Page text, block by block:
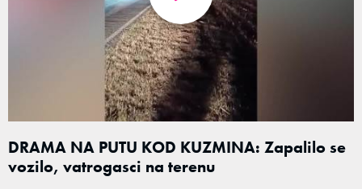
DRAMA NA PUTU KOD KUZMINA: Zapalilo se
vozilo, vatrogasci na terenu